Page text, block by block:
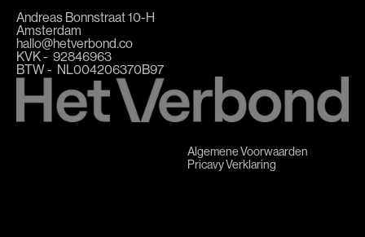
Andreas Bonnstraat 10-H
Amsterdam
hallo@hetverbond.co
KVK - ‭ 92846963
BTW - NL004206370B97
Algemene Voorwaarden
Pricavy Verklaring